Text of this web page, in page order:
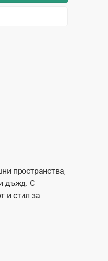
пространства,
дъжд. С
и стил за